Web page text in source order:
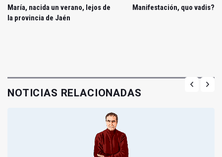
María, nacida un verano, lejos de
la provincia de Jaén
Manifestación, quo vadis?
NOTICIAS RELACIONADAS